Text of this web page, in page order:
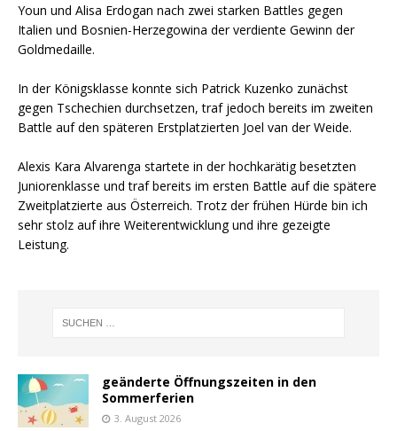
Youn und Alisa Erdogan nach zwei starken Battles gegen
Italien und Bosnien-Herzegowina der verdiente Gewinn der
Goldmedaille.
In der Königsklasse konnte sich Patrick Kuzenko zunächst
gegen Tschechien durchsetzen, traf jedoch bereits im zweiten
Battle auf den späteren Erstplatzierten Joel van der Weide.
Alexis Kara Alvarenga startete in der hochkarätig besetzten
Juniorenklasse und traf bereits im ersten Battle auf die spätere
Zweitplatzierte aus Österreich. Trotz der frühen Hürde bin ich
sehr stolz auf ihre Weiterentwicklung und ihre gezeigte
Leistung.
geänderte Öffnungszeiten in den
Sommerferien
3. August 2026